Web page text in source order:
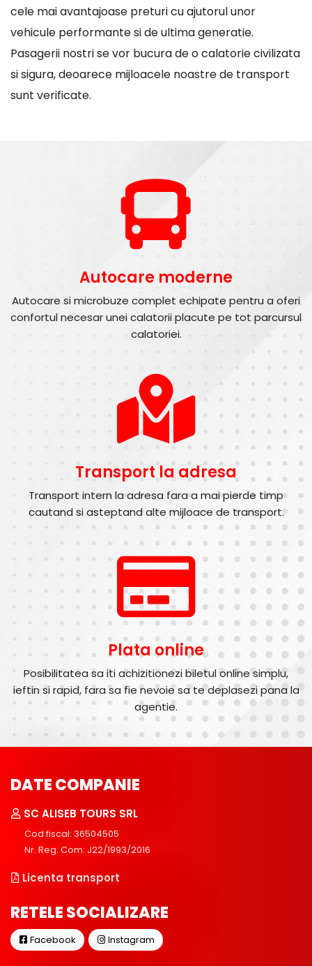
cele mai avantajoase preturi cu ajutorul unor
vehicule performante si de ultima generatie.
Pasagerii nostri se vor bucura de o calatorie civilizata
si sigura, deoarece mijloacele noastre de transport
sunt verificate.
Autocare moderne
Autocare si microbuze complet echipate pentru a oferi
confortul necesar unei calatorii placute pe tot parcursul
calatoriei.
Transport la adresa
Transport intern la adresa fara a mai pierde timp
cautand si asteptand alte mijloace de transport.
Plata online
Posibilitatea sa iti achizitionezi biletul online simplu,
ieftin si rapid, fara sa fie nevoie sa te deplasezi pana la
agentie.
DATE COMPANIE
SC ALISEB TOURS SRL
Cod fiscal: 36504505
Nr. Reg. Com: J22/1993/2016
Licenta transport
RETELE SOCIALIZARE
Facebook Instagram